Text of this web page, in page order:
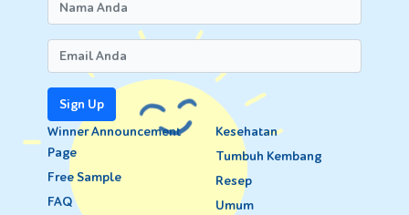
Sign Up
Winner Announcement
Page
Free Sample
FAQ
Kesehatan
Tumbuh Kembang
Resep
Umum